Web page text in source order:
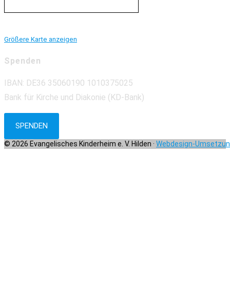
Größere Karte anzeigen
Spenden
IBAN: DE36 35060190 1010375025
Bank für Kirche und Diakonie (KD-Bank)
SPENDEN
© 2026 Evangelisches Kinderheim e. V. Hilden · Webdesign-